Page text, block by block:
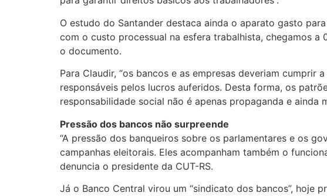
O estudo do Santander destaca ainda o aparato gasto
com o custo processual na esfera trabalhista, chegamos a
o documento.
Para Claudir, “os bancos e as empresas deveriam
responsáveis pelos lucros auferidos. Desta forma, os
responsabilidade social não é apenas propaganda e ainda
Pressão dos bancos não surpreende
“A pressão dos banqueiros sobre os parlamentares e os
campanhas eleitorais. Eles acompanham também o
denuncia o presidente da CUT-RS.
Já o Banco Central virou um “sindicato dos bancos”, hoje